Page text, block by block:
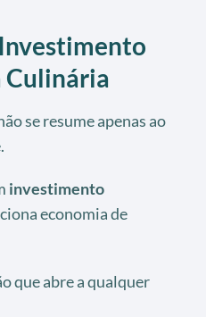
Culinária
se resume apenas ao
investimento
economia de
que abre a qualquer